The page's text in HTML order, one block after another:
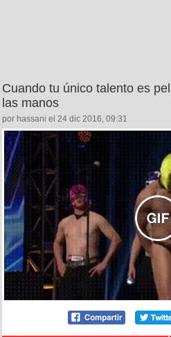
Cuando tu único talento es
las manos
por hassani el 24 dic 2016, 09:31